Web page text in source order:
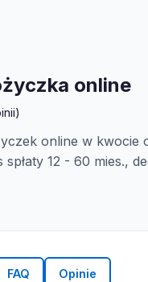
online
online w kwocie
spłaty 12 - 60 mies.,
FAQ Opinie